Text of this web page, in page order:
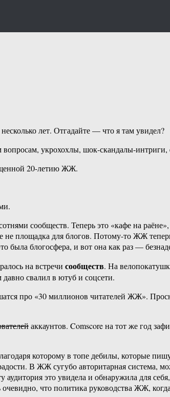
лет. Отгадайте — что я там увидел?
укрохохлы, шок-скандалы-
20-летию ЖЖ.
сообществ. Теперь это «кафе на
площадка для блогов. Потому-то ЖЖ
была блогосфера, и вот она как раз —
на встречи сообществ. На
свалил в ютуб и соцсети.
про «30 миллионов читателей ЖЖ».
аккаунтов. Comscore на тот же год
которому в топе дебилы, которые
В ЖЖ сугубо авторитарная система,
аудитория это увидела и обнаружила для
что политика руководства ЖЖ,